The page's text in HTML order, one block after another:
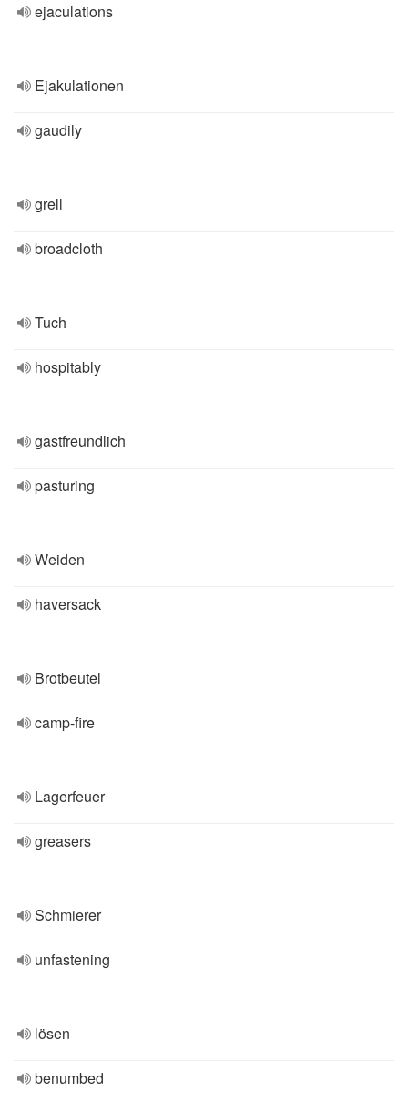
ejaculations
Ejakulationen
gaudily
grell
broadcloth
Tuch
hospitably
gastfreundlich
pasturing
Weiden
haversack
Brotbeutel
camp-fire
Lagerfeuer
greasers
Schmierer
unfastening
lösen
benumbed